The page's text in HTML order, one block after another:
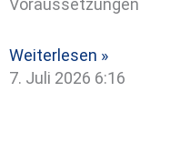
Voraussetzungen
Weiterlesen »
7. Juli 2026 6:16